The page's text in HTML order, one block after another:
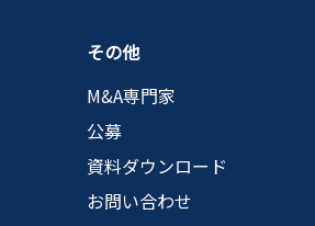
その他
M&A専門家
公募
資料ダウンロード
お問い合わせ